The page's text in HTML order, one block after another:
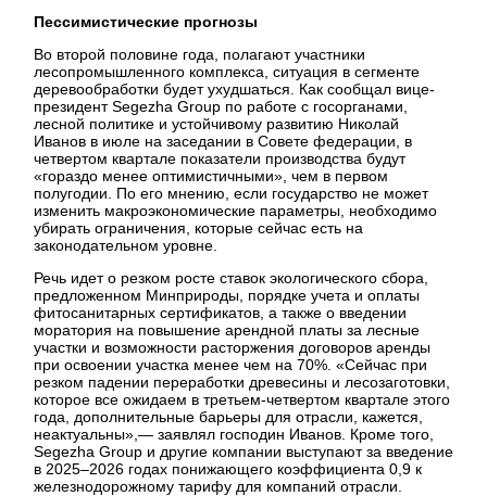
Пессимистические прогнозы
Во второй половине года, полагают участники
лесопромышленного комплекса, ситуация в сегменте
деревообработки будет ухудшаться. Как сообщал вице-
президент Segezha Group по работе с госорганами,
лесной политике и устойчивому развитию Николай
Иванов в июле на заседании в Совете федерации, в
четвертом квартале показатели производства будут
«гораздо менее оптимистичными», чем в первом
полугодии. По его мнению, если государство не может
изменить макроэкономические параметры, необходимо
убирать ограничения, которые сейчас есть на
законодательном уровне.
Речь идет о резком росте ставок экологического сбора,
предложенном Минприроды, порядке учета и оплаты
фитосанитарных сертификатов, а также о введении
моратория на повышение арендной платы за лесные
участки и возможности расторжения договоров аренды
при освоении участка менее чем на 70%. «Сейчас при
резком падении переработки древесины и лесозаготовки,
которое все ожидаем в третьем-четвертом квартале этого
года, дополнительные барьеры для отрасли, кажется,
неактуальны»,— заявлял господин Иванов. Кроме того,
Segezha Group и другие компании выступают за введение
в 2025–2026 годах понижающего коэффициента 0,9 к
железнодорожному тарифу для компаний отрасли.